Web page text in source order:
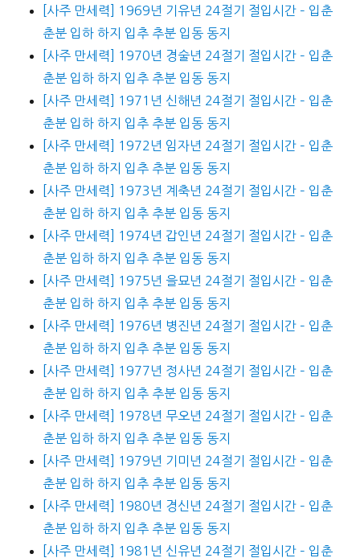
[사주 만세력] 1969년 기유년 24절기 절입시간 – 입춘
춘분 입하 하지 입추 추분 입동 동지
[사주 만세력] 1970년 경술년 24절기 절입시간 – 입춘
춘분 입하 하지 입추 추분 입동 동지
[사주 만세력] 1971년 신해년 24절기 절입시간 – 입춘
춘분 입하 하지 입추 추분 입동 동지
[사주 만세력] 1972년 임자년 24절기 절입시간 – 입춘
춘분 입하 하지 입추 추분 입동 동지
[사주 만세력] 1973년 계축년 24절기 절입시간 – 입춘
춘분 입하 하지 입추 추분 입동 동지
[사주 만세력] 1974년 갑인년 24절기 절입시간 – 입춘
춘분 입하 하지 입추 추분 입동 동지
[사주 만세력] 1975년 을묘년 24절기 절입시간 – 입춘
춘분 입하 하지 입추 추분 입동 동지
[사주 만세력] 1976년 병진년 24절기 절입시간 – 입춘
춘분 입하 하지 입추 추분 입동 동지
[사주 만세력] 1977년 정사년 24절기 절입시간 – 입춘
춘분 입하 하지 입추 추분 입동 동지
[사주 만세력] 1978년 무오년 24절기 절입시간 – 입춘
춘분 입하 하지 입추 추분 입동 동지
[사주 만세력] 1979년 기미년 24절기 절입시간 – 입춘
춘분 입하 하지 입추 추분 입동 동지
[사주 만세력] 1980년 경신년 24절기 절입시간 – 입춘
춘분 입하 하지 입추 추분 입동 동지
[사주 만세력] 1981년 신유년 24절기 절입시간 – 입춘